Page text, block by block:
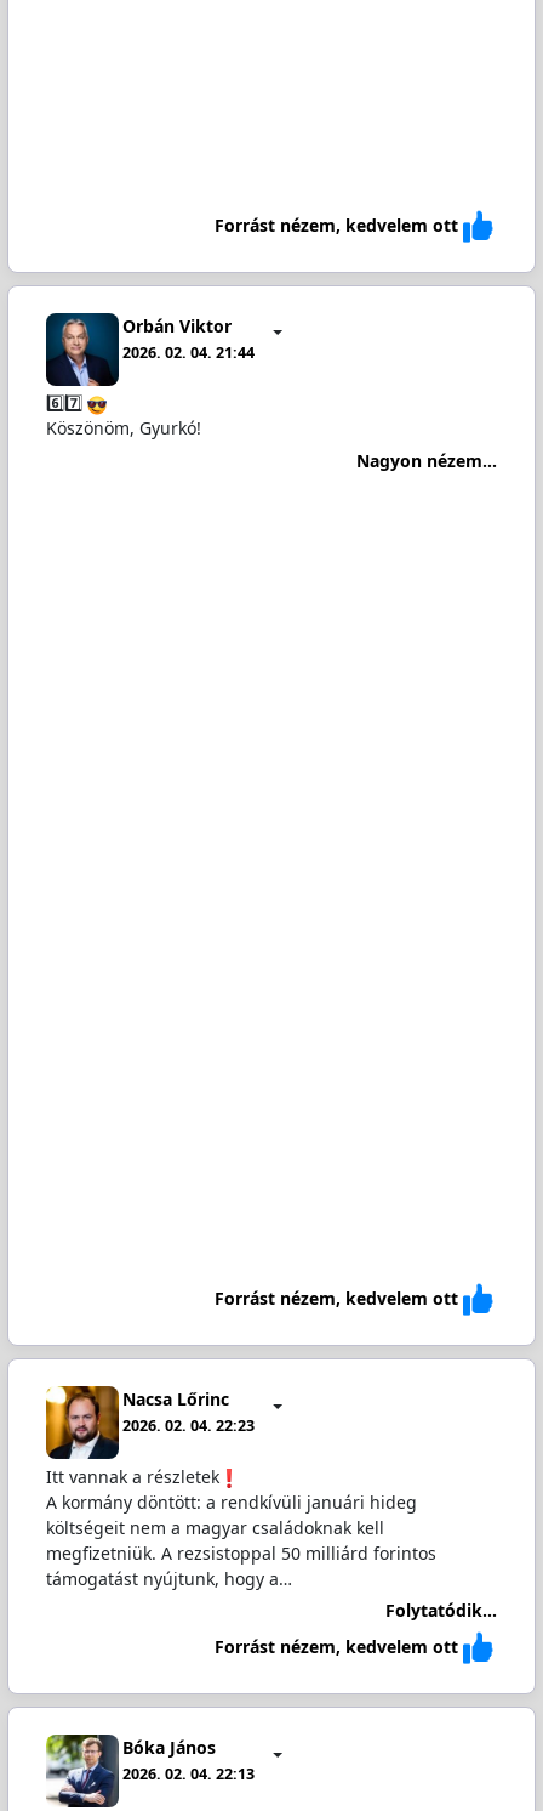
Forrást nézem, kedvelem ott
Orbán Viktor
2026. 02. 04. 21:44
6️⃣7️⃣
Köszönöm, Gyurkó!
Nagyon nézem...
Forrást nézem, kedvelem ott
Nacsa Lőrinc
2026. 02. 04. 22:23
Itt vannak a részletek
A kormány döntött: a rendkívüli januári hideg
költségeit nem a magyar családoknak kell
megfizetniük. A rezsistoppal 50 milliárd forintos
támogatást nyújtunk, hogy a…
Folytatódik...
Forrást nézem, kedvelem ott
Bóka János
2026. 02. 04. 22:13